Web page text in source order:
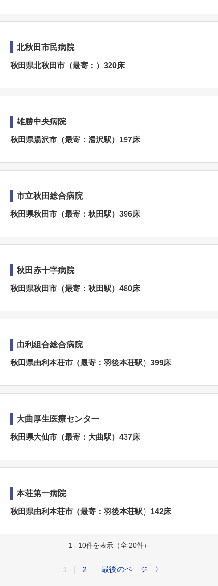
北秋田市民病院
秋田県北秋田市（最寄：）320床
雄勝中央病院
秋田県湯沢市（最寄：湯沢駅）197床
市立秋田総合病院
秋田県秋田市（最寄：秋田駅）396床
秋田赤十字病院
秋田県秋田市（最寄：秋田駅）480床
由利組合総合病院
秋田県由利本荘市（最寄：羽後本荘駅）399床
大曲厚生医療センター
秋田県大仙市（最寄：大曲駅）437床
本荘第一病院
秋田県由利本荘市（最寄：羽後本荘駅）142床
1 - 10件を表示（全 20件）
2 最後のページ 〉